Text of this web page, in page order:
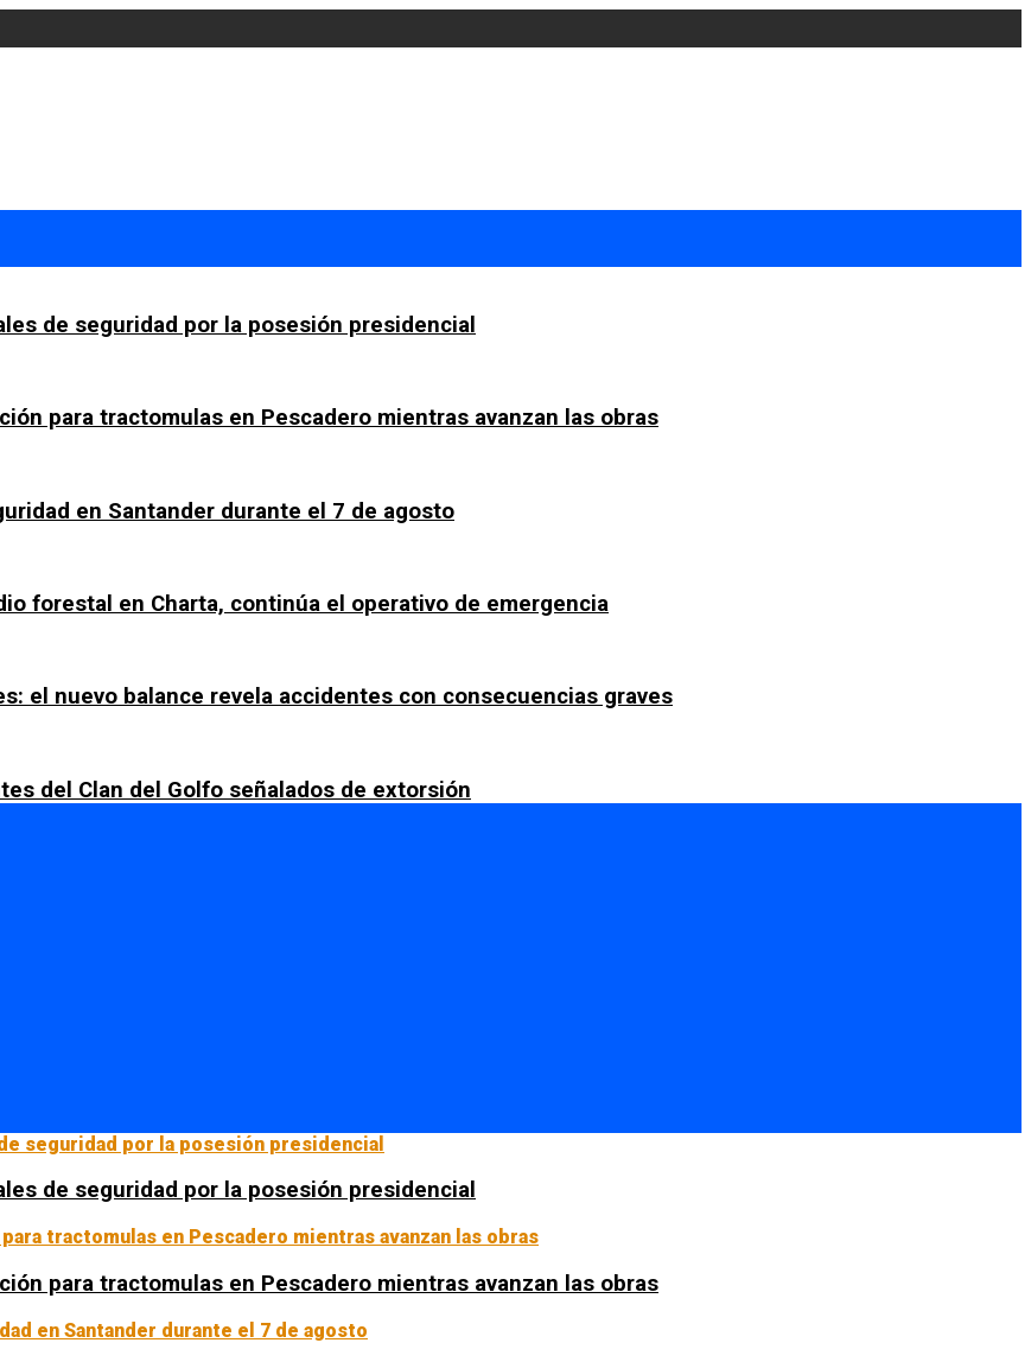
de seguridad por la posesión presidencial
para tractomulas en Pescadero mientras avanzan las obras
en Santander durante el 7 de agosto
forestal en Charta, continúa el operativo de emergencia
el nuevo balance revela accidentes con consecuencias graves
del Clan del Golfo señalados de extorsión
de seguridad por la posesión presidencial
para tractomulas en Pescadero mientras avanzan las obras